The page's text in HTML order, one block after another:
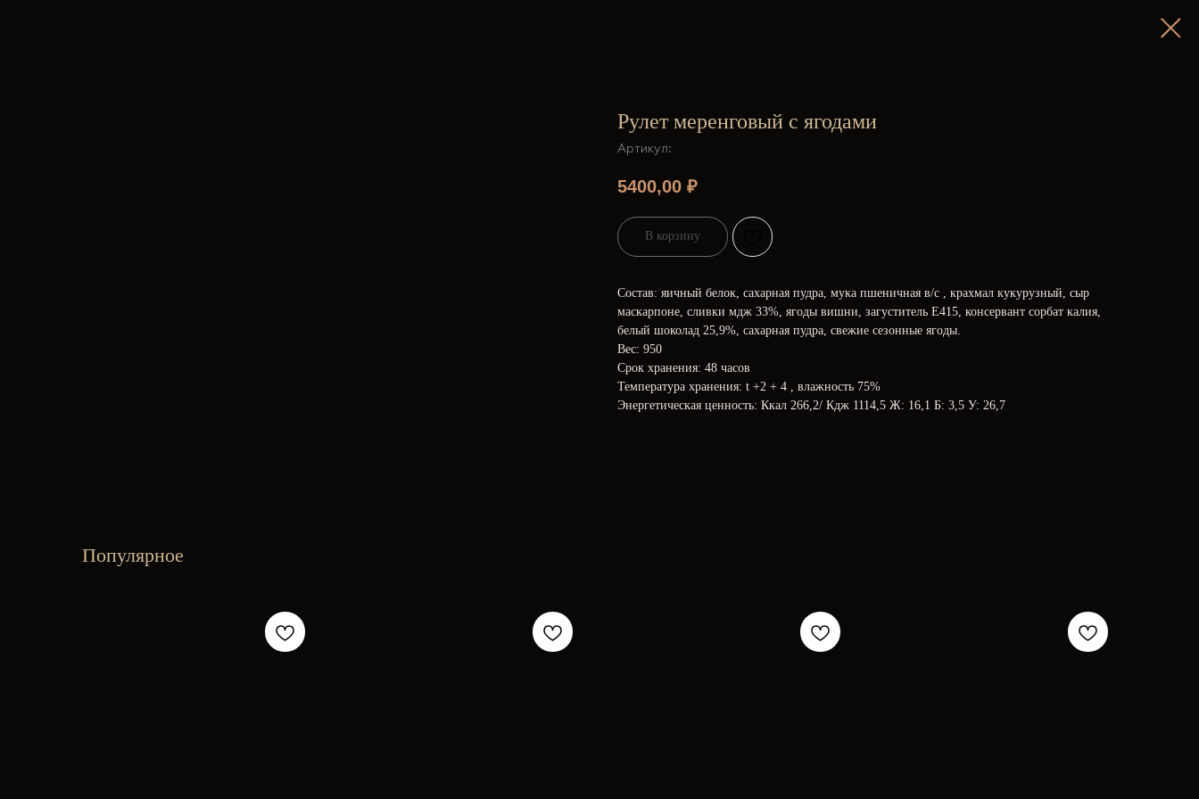
Рулет меренговый с ягодами
Артикул:
5400,00 ₽
В корзину
Состав: яичный белок, сахарная пудра, мука пшеничная в/с , крахмал кукурузный, сыр
маскарпоне, сливки мдж 33%, ягоды вишни, загуститель Е415, консервант сорбат калия,
белый шоколад 25,9%, сахарная пудра, свежие сезонные ягоды.
Вес: 950
Срок хранения: 48 часов
Температура хранения: t +2 + 4 , влажность 75%
Энергетическая ценность: Ккал 266,2/ Кдж 1114,5 Ж: 16,1 Б: 3,5 У: 26,7
Популярное